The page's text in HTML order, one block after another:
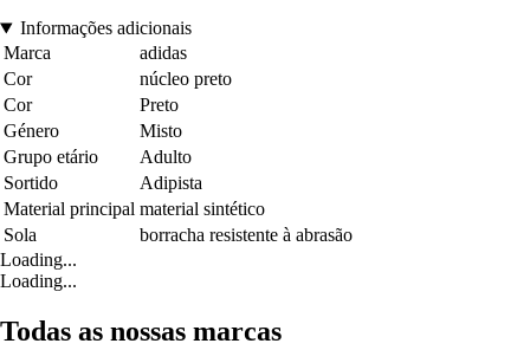
Informações adicionais
Marca
adidas
Cor
núcleo preto
Cor
Preto
Género
Misto
Grupo etário
Adulto
Sortido
Adipista
Material principal material sintético
Sola
borracha resistente à abrasão
Loading...
Loading...
Todas as nossas marcas